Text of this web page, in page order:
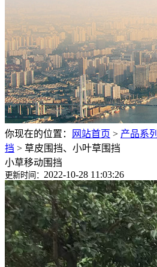
你现在的位置： 网站首页 > 产品系列
挡 > 草皮围挡、小叶草围挡
小草移动围挡
更新时间： 2022-10-28 11:03:26